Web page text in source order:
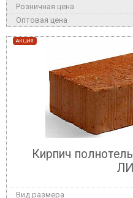
АКЦИЯ
Кирпич